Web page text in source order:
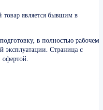
является бывшим в
в полностью рабочем
эксплуатации. Страница с